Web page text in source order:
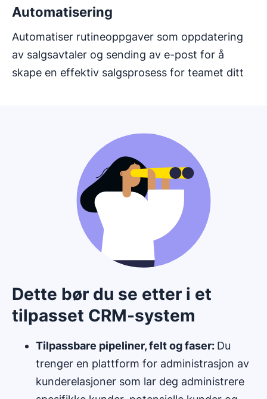
Automatisering
Automatiser rutineoppgaver som oppdatering
av salgsavtaler og sending av e-post for å
skape en effektiv salgsprosess for teamet ditt
Dette bør du se etter i et
tilpasset CRM-system
Tilpassbare pipeliner, felt og faser: Du
trenger en plattform for administrasjon av
kunderelasjoner som lar deg administrere